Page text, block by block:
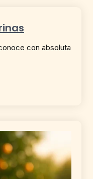
con absoluta